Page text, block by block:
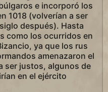
e incorporó los
1018 (volverían a ser
después). Hasta
como los ocurridos en
ya que los rus
amenazaron el
ser justos, algunos de
en el ejército